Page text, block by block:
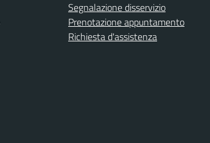
Segnalazione disservizio
Prenotazione appuntamento
Richiesta d'assistenza